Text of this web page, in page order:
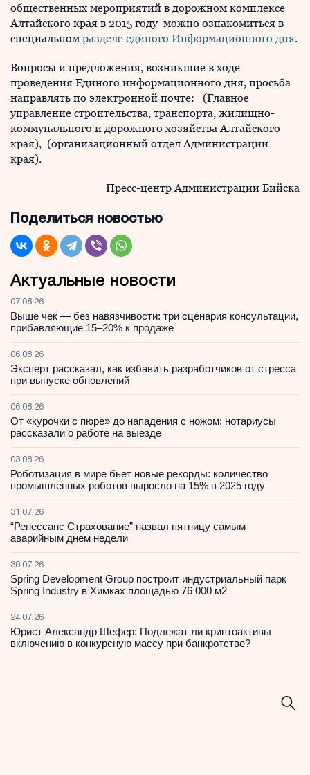
общественных мероприятий в дорожном комплексе
Алтайского края в 2015 году можно ознакомиться в
специальном разделе единого Информационного дня.
Вопросы и предложения, возникшие в ходе
проведения Единого информационного дня, просьба
направлять по электронной почте:
(Главное
управление строительства, транспорта, жилищно-
коммунального и дорожного хозяйства Алтайского
края), (организационный отдел Администрации
края).
Пресс-центр Администрации Бийска
Поделиться новостью
Актуальные новости
07.08.26
Выше чек — без навязчивости: три сценария консультации,
прибавляющие 15–20% к продаже
06.08.26
Эксперт рассказал, как избавить разработчиков от стресса
при выпуске обновлений
06.08.26
От «курочки с пюре» до нападения с ножом: нотариусы
рассказали о работе на выезде
03.08.26
Роботизация в мире бьет новые рекорды: количество
промышленных роботов выросло на 15% в 2025 году
31.07.26
“Ренессанс Страхование” назвал пятницу самым
аварийным днем недели
30.07.26
Spring Development Group построит индустриальный парк
Spring Industry в Химках площадью 76 000 м2
24.07.26
Юрист Александр Шефер: Подлежат ли криптоактивы
включению в конкурсную массу при банкротстве?